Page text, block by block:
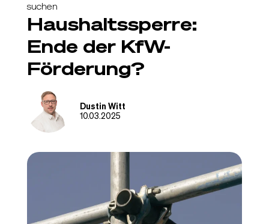
suchen
Haushaltssperre:
Ende der KfW-
Förderung?
Dustin Witt
10.03.2025